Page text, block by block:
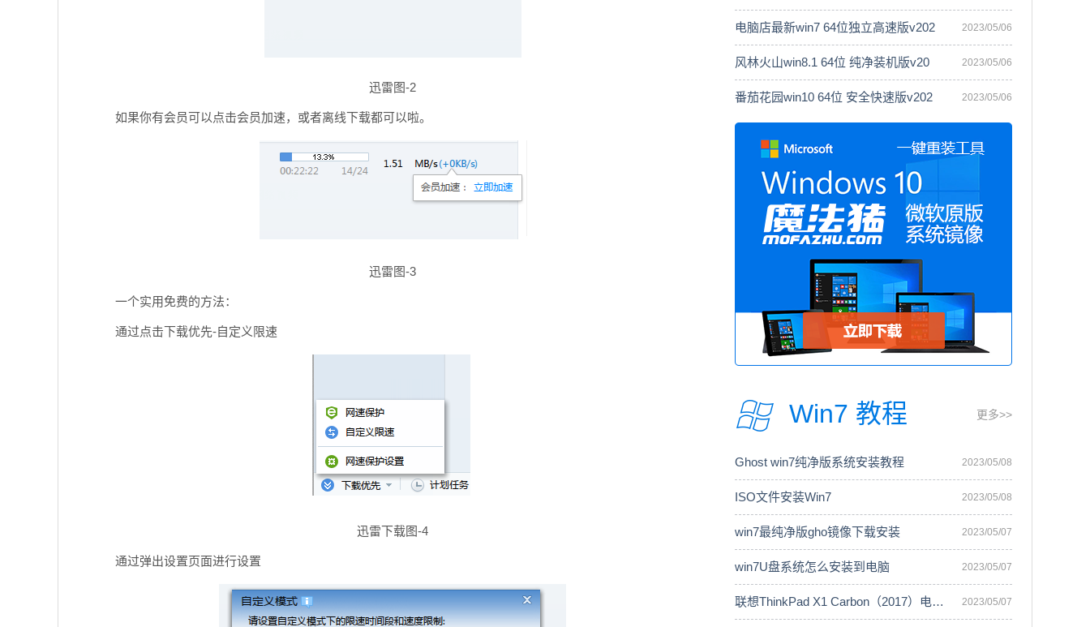
迅雷图-2
如果你有会员可以点击会员加速，或者离线下载都可以啦。
迅雷图-3
一个实用免费的方法：
通过点击下载优先-自定义限速
迅雷下载图-4
通过弹出设置页面进行设置
电脑店最新win7 64位独立高速版v202 2023/05/06
风林火山win8.1 64位 纯净装机版v20 2023/05/06
番茄花园win10 64位 安全快速版v202 2023/05/06
Win7 教程 更多>>
Ghost win7纯净版系统安装教程 2023/05/08
ISO文件安装Win7 2023/05/08
win7最纯净版gho镜像下载安装 2023/05/07
win7U盘系统怎么安装到电脑 2023/05/07
联想ThinkPad X1 Carbon（2017）电脑安 2023/05/07